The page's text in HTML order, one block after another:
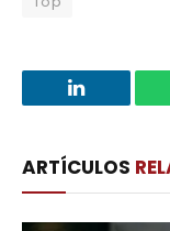
LinkedIn
ARTÍCULOS